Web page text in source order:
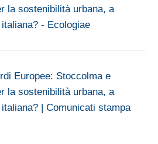
la sostenibilità urbana, a
- Ecologiae
Europee: Stoccolma e
la sostenibilità urbana, a
| Comunicati stampa